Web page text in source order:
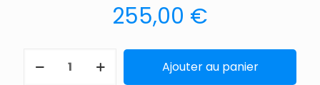
255,00 €
Ajouter au panier